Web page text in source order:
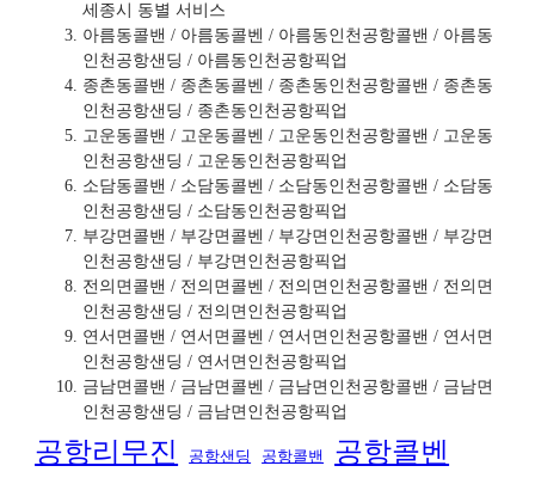
세종시 동별 서비스
아름동콜밴 / 아름동콜벤 / 아름동인천공항콜밴 / 아름동
인천공항샌딩 / 아름동인천공항픽업
종촌동콜밴 / 종촌동콜벤 / 종촌동인천공항콜밴 / 종촌동
인천공항샌딩 / 종촌동인천공항픽업
고운동콜밴 / 고운동콜벤 / 고운동인천공항콜밴 / 고운동
인천공항샌딩 / 고운동인천공항픽업
소담동콜밴 / 소담동콜벤 / 소담동인천공항콜밴 / 소담동
인천공항샌딩 / 소담동인천공항픽업
부강면콜밴 / 부강면콜벤 / 부강면인천공항콜밴 / 부강면
인천공항샌딩 / 부강면인천공항픽업
전의면콜밴 / 전의면콜벤 / 전의면인천공항콜밴 / 전의면
인천공항샌딩 / 전의면인천공항픽업
연서면콜밴 / 연서면콜벤 / 연서면인천공항콜밴 / 연서면
인천공항샌딩 / 연서면인천공항픽업
금남면콜밴 / 금남면콜벤 / 금남면인천공항콜밴 / 금남면
인천공항샌딩 / 금남면인천공항픽업
공항리무진 공항샌딩 공항콜밴 공항콜벤